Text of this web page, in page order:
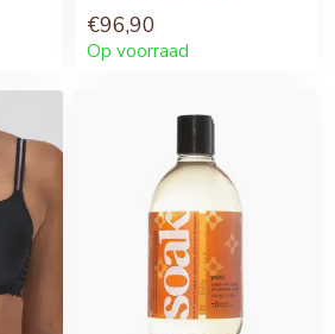
€96,90
Op voorraad